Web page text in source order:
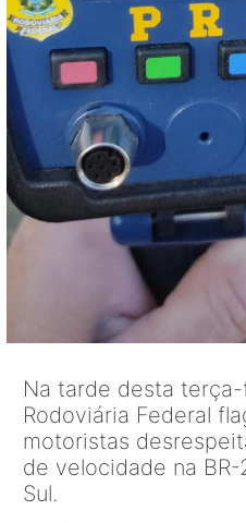
Na tarde desta
Rodoviária Federal
motoristas
de velocidade na
Sul.